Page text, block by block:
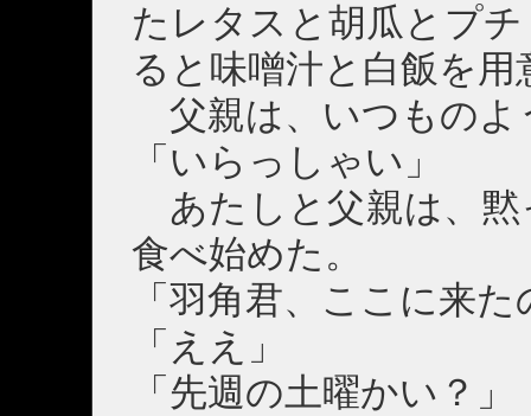
たレタスと胡瓜とプ
ると味噌汁と白飯を
父親は、いつものよ
「いらっしゃい」
あたしと父親は、黙
食べ始めた。
「羽角君、ここに来
「ええ」
「先週の土曜かい？」